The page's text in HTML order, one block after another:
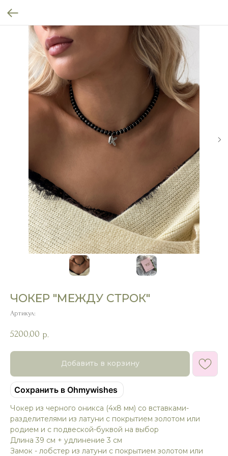
ЧОКЕР "МЕЖДУ СТРОК"
Артикул:
5200,00 р.
Добавить в корзину
Сохранить в Ohmywishes
Чокер из черного оникса (4х8 мм) со вставками-
разделителями из латуни с покрытием золотом или
родием и с подвеской-буквой на выбор
Длина 39 см + удлинение 3 см
Замок - лобстер из латуни с покрытием золотом или